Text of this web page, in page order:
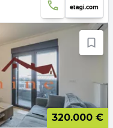
320.000 €